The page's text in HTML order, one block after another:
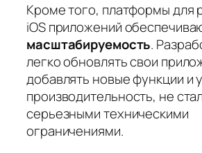
Кроме того, платформы для
iOS приложений
масштабируемость.
легко обновлять свои
добавлять новые функции и
производительность, не
серьезными техническими
ограничениями.